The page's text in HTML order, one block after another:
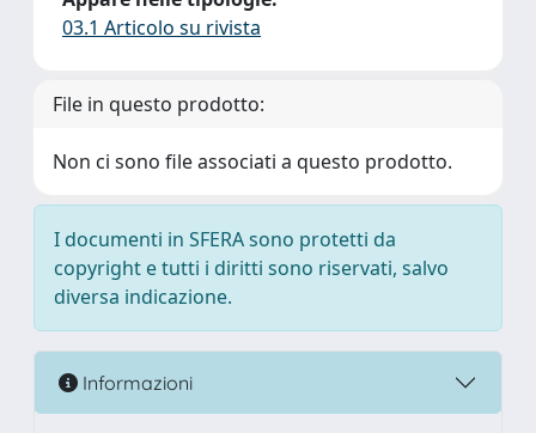
03.1 Articolo su rivista
File in questo prodotto:
Non ci sono file associati a questo prodotto.
I documenti in SFERA sono protetti da
copyright e tutti i diritti sono riservati, salvo
diversa indicazione.
Informazioni